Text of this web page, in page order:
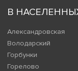
В
Александровская
Володарский
Горбунки
Горелово